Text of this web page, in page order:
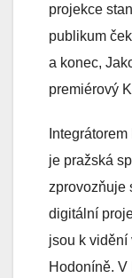
projekce
publikum
a konec,
premiérový
je pražská
zprovozňuje
digitální
jsou k vidění
Hodoníně.